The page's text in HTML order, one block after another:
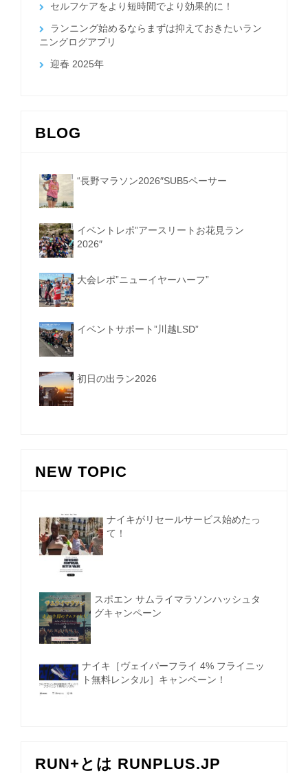
セルフケアをより短時間でより効果的に！
ランニング始めるならまずは抑えておきたいラン
ニングログアプリ
迎春 2025年
BLOG
“長野マラソン2026″SUB5ペーサー
イベントレポ”アースリートお花見ラン
2026″
大会レポ”ニューイヤーハーフ”
イベントサポート”川越LSD”
初日の出ラン2026
NEW TOPIC
ナイキがリセールサービス始めたっ
て！
スポエン サムライマラソンハッシュタ
グキャンペーン
ナイキ［ヴェイパーフライ 4% フライニッ
ト無料レンタル］キャンペーン！
RUN+とは RUNPLUS.JP